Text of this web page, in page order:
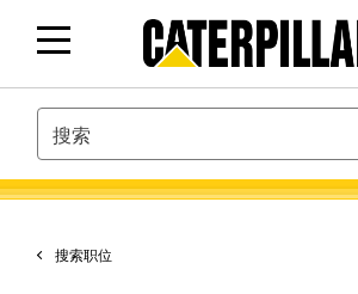
SEARCH
搜索职位